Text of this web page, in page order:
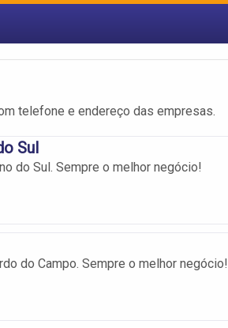
telefone e endereço das empresas.
Sul
do Sul. Sempre o melhor negócio!
do Campo. Sempre o melhor negócio!